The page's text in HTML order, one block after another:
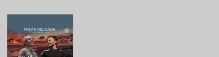
MICAELENSE
MAIS INFO